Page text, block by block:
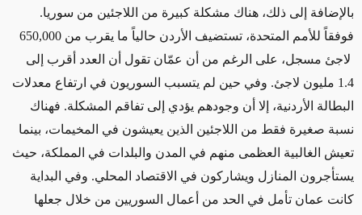
بالإضافة إلى ذلك، هناك مشكلة كبيرة من اللاجئين من سوريا.
فوفقاً للأمم المتحدة، تستضيف الأردن حالياً ما يقرب من 650,000
لاجئ مسجل، على الرغم من أن عمّان تقول أن العدد أقرب إلى
1.4 مليون لاجئ. وفي حين لم يتسبب السوريون في ارتفاع معدلات
البطالة الأردنية، إلا أن وجودهم يؤدي إلى تفاقم المشكلة. فهناك
نسبة صغيرة فقط من اللاجئين الذين يعيشون في المخيمات، بينما
تعيش الغالبية العظمى منهم في المدن والبلدات في المملكة، حيث
يستأجرون المنازل ويشاركون في الاقتصاد المحلي. وفي البداية
كانت عمان تأمل في الحد من أعمال السوريين من خلال جعلها